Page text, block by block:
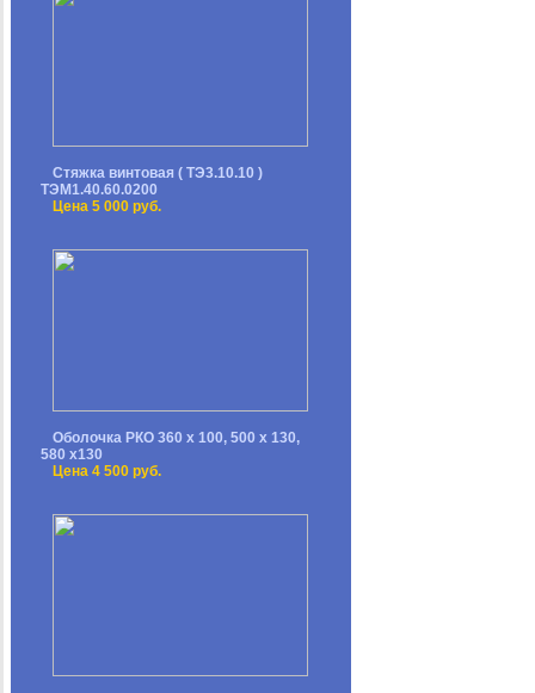
Стяжка винтовая ( ТЭ3.10.10 )
ТЭМ1.40.60.0200
Цена 5 000 руб.
Оболочка РКО 360 х 100, 500 х 130,
580 х130
Цена 4 500 руб.